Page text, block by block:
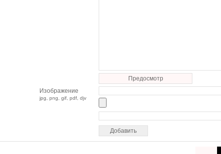
Предосмотр
Изображение
jpg, png, gif, pdf, djv